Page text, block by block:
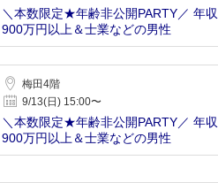
＼本数限定★年齢非公開PARTY／ 年収
900万円以上＆士業などの男性
梅田4階
9/13(日) 15:00〜
＼本数限定★年齢非公開PARTY／ 年収
900万円以上＆士業などの男性